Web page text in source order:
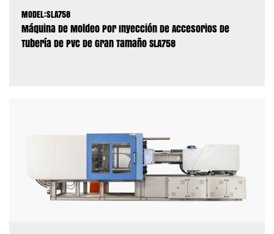
MODEL:SLA758
Máquina De Moldeo Por Inyección De Accesorios De
Tubería De PVC De Gran Tamaño SLA758